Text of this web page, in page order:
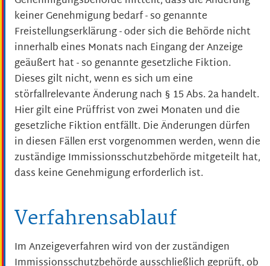
keiner Genehmigung bedarf - so genannte
Freistellungserklärung - oder sich die Behörde nicht
innerhalb eines Monats nach Eingang der Anzeige
geäußert hat - so genannte gesetzliche Fiktion.
Dieses gilt nicht, wenn es sich um eine
störfallrelevante Änderung nach § 15 Abs. 2a handelt.
Hier gilt eine Prüffrist von zwei Monaten und die
gesetzliche Fiktion entfällt. Die Änderungen dürfen
in diesen Fällen erst vorgenommen werden, wenn die
zuständige Immissionsschutzbehörde mitgeteilt hat,
dass keine Genehmigung erforderlich ist.
Verfahrensablauf
Im Anzeigeverfahren wird von der zuständigen